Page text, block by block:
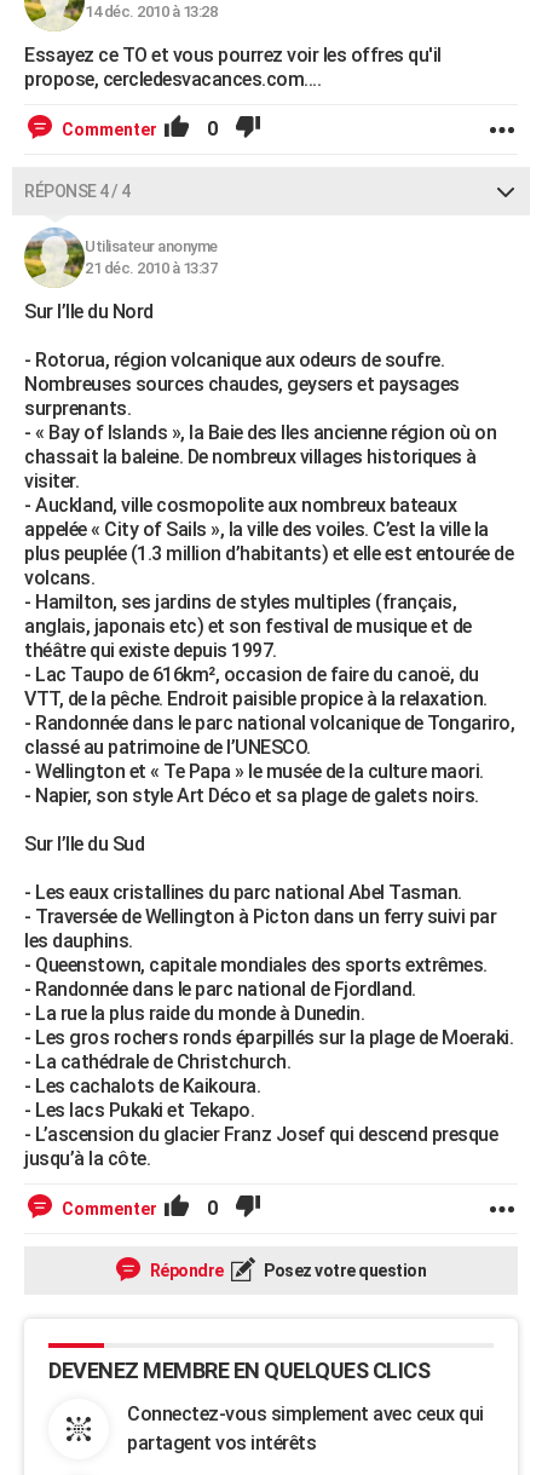
14 déc. 2010 à 13:28
Essayez ce TO et vous pourrez voir les offres qu'il
propose, cercledesvacances.com....
Commenter 0
RÉPONSE 4 / 4
Utilisateur anonyme
21 déc. 2010 à 13:37
Sur l’Ile du Nord
- Rotorua, région volcanique aux odeurs de soufre.
Nombreuses sources chaudes, geysers et paysages
surprenants.
- « Bay of Islands », la Baie des Iles ancienne région où on
chassait la baleine. De nombreux villages historiques à
visiter.
- Auckland, ville cosmopolite aux nombreux bateaux
appelée « City of Sails », la ville des voiles. C’est la ville la
plus peuplée (1.3 million d’habitants) et elle est entourée de
volcans.
- Hamilton, ses jardins de styles multiples (français,
anglais, japonais etc) et son festival de musique et de
théâtre qui existe depuis 1997.
- Lac Taupo de 616km², occasion de faire du canoë, du
VTT, de la pêche. Endroit paisible propice à la relaxation.
- Randonnée dans le parc national volcanique de Tongariro,
classé au patrimoine de l’UNESCO.
- Wellington et « Te Papa » le musée de la culture maori.
- Napier, son style Art Déco et sa plage de galets noirs.
Sur l’Ile du Sud
- Les eaux cristallines du parc national Abel Tasman.
- Traversée de Wellington à Picton dans un ferry suivi par
les dauphins.
- Queenstown, capitale mondiales des sports extrêmes.
- Randonnée dans le parc national de Fjordland.
- La rue la plus raide du monde à Dunedin.
- Les gros rochers ronds éparpillés sur la plage de Moeraki.
- La cathédrale de Christchurch.
- Les cachalots de Kaikoura.
- Les lacs Pukaki et Tekapo.
- L’ascension du glacier Franz Josef qui descend presque
jusqu’à la côte.
Commenter 0
Répondre Posez votre question
DEVENEZ MEMBRE EN QUELQUES CLICS
Connectez-vous simplement avec ceux qui
partagent vos intérêts